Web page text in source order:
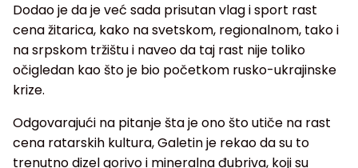
Dodao je da je već sada prisutan vlag i sport rast
cena žitarica, kako na svetskom, regionalnom, tako i
na srpskom tržištu i naveo da taj rast nije toliko
očigledan kao što je bio početkom rusko-ukrajinske
krize.
Odgovarajući na pitanje šta je ono što utiče na rast
cena ratarskih kultura, Galetin je rekao da su to
trenutno dizel gorivo i mineralna đubriva, koji su